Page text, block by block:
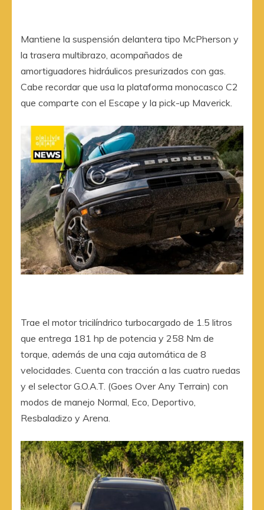
Mantiene la suspensión delantera tipo McPherson y
la trasera multibrazo, acompañados de
amortiguadores hidráulicos presurizados con gas.
Cabe recordar que usa la plataforma monocasco C2
que comparte con el Escape y la pick-up Maverick.
Trae el motor tricilíndrico turbocargado de 1.5 litros
que entrega 181 hp de potencia y 258 Nm de
torque, además de una caja automática de 8
velocidades. Cuenta con tracción a las cuatro ruedas
y el selector G.O.A.T. (Goes Over Any Terrain) con
modos de manejo Normal, Eco, Deportivo,
Resbaladizo y Arena.